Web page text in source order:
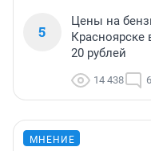
5
Цены на
Красноярске
20 рублей
14 438
МНЕНИЕ